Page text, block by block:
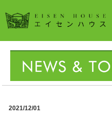
2021/12/01